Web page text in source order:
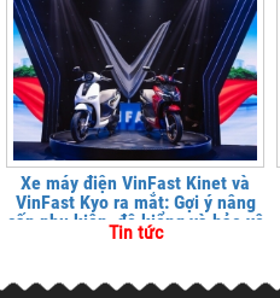
Xe máy điện VinFast Kinet và
VinFast Kyo ra mắt: Gợi ý nâng
cấp phụ kiện, độ kiểng và bảo vệ
xe tại
Tin tức